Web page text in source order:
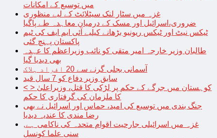
میں توسیع کے امکانات
غزہ میں سٹار لنک سیٹلائٹ کے لیے منظوری
ضروری،اسرائیل اور مسک کے درمیان معاہدہ طے پاگیا
ٹیکس نیٹ اور ٹیکس ریونیو بڑھانے کیلیے آئی ایم ایف کی ٹیم
پاکستان پہنچ گئی
طالبان وزیر خارجہ امیر متقی کو نائب وزیراعظم کا عہدہ
بھی دیدیا گیا
آسمانی بجلی گرنے سے 20 افراد ہلاک
سابق وزیر دفاع کو 7 سال قید
< > کوہستان میں جرگے کے حکم پر لڑکی کا قتل، وزیراعلیٰ
کا ملزمان کی گرفتاری کا حکم
جنگ بندی میں توسیع کی امید، حماس اور اسرائیل نے بھی
رضا مندی کا عندیہ دیدیا
غزہ میں اسرائیلی جارحیت اقوام متحدہ کی ناکامی ہے,
سنی علما کونسل